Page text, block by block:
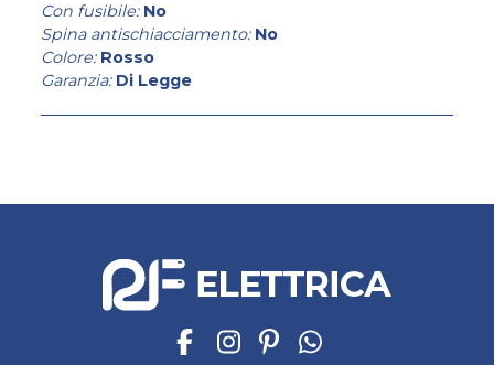
Con fusibile: No
Spina antischiacciamento: No
Colore: Rosso
Garanzia: Di Legge